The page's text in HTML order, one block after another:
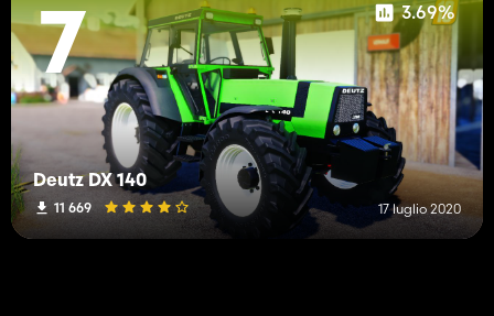
7 3.69%
Deutz DX 140
11 669 17 luglio 2020